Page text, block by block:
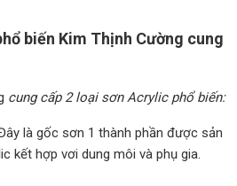
biến Kim Thịnh Cường cung
cung cấp 2 loại sơn Acrylic phổ biến:
là gốc sơn 1 thành phần được sản
kết hợp vơi dung môi và phụ gia.